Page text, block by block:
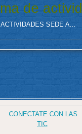
de
SEDE A...
CONECTATE CON LAS
TIC